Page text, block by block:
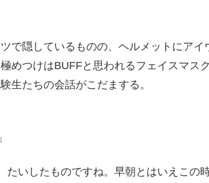
で隠しているものの、ヘルメットにアイ
めつけはBUFFと思われるフェイスマス
生たちの会話がこだまする。
たいしたものですね。早朝とはいえこの